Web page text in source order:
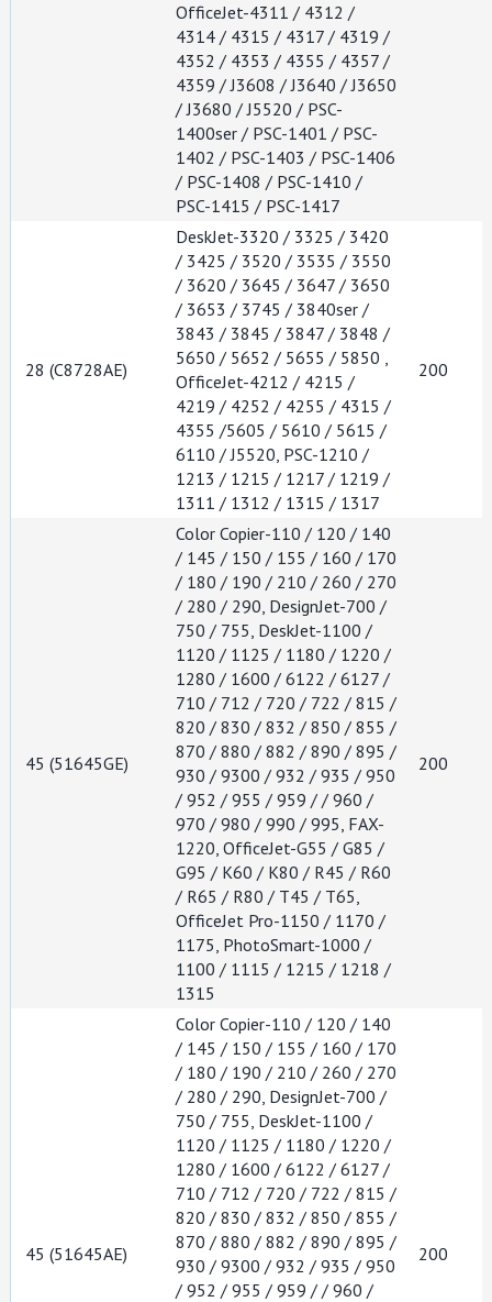
OfficeJet-4311 / 4312 /
4314 / 4315 / 4317 / 4319 /
4352 / 4353 / 4355 / 4357 /
4359 / J3608 / J3640 / J3650
/ J3680 / J5520 / PSC-
1400ser / PSC-1401 / PSC-
1402 / PSC-1403 / PSC-1406
/ PSC-1408 / PSC-1410 /
PSC-1415 / PSC-1417
28 (C8728AE)
DeskJet-3320 / 3325 / 3420
/ 3425 / 3520 / 3535 / 3550
/ 3620 / 3645 / 3647 / 3650
/ 3653 / 3745 / 3840ser /
3843 / 3845 / 3847 / 3848 /
5650 / 5652 / 5655 / 5850 ,
OfficeJet-4212 / 4215 /
4219 / 4252 / 4255 / 4315 /
4355 /5605 / 5610 / 5615 /
6110 / J5520, PSC-1210 /
1213 / 1215 / 1217 / 1219 /
1311 / 1312 / 1315 / 1317
200
45 (51645GE)
Color Copier-110 / 120 / 140
/ 145 / 150 / 155 / 160 / 170
/ 180 / 190 / 210 / 260 / 270
/ 280 / 290, DesignJet-700 /
750 / 755, DeskJet-1100 /
1120 / 1125 / 1180 / 1220 /
1280 / 1600 / 6122 / 6127 /
710 / 712 / 720 / 722 / 815 /
820 / 830 / 832 / 850 / 855 /
870 / 880 / 882 / 890 / 895 /
930 / 9300 / 932 / 935 / 950
/ 952 / 955 / 959 / / 960 /
970 / 980 / 990 / 995, FAX-
1220, OfficeJet-G55 / G85 /
G95 / K60 / K80 / R45 / R60
/ R65 / R80 / T45 / T65,
OfficeJet Pro-1150 / 1170 /
1175, PhotoSmart-1000 /
1100 / 1115 / 1215 / 1218 /
1315
200
45 (51645AE)
Color Copier-110 / 120 / 140
/ 145 / 150 / 155 / 160 / 170
/ 180 / 190 / 210 / 260 / 270
/ 280 / 290, DesignJet-700 /
750 / 755, DeskJet-1100 /
1120 / 1125 / 1180 / 1220 /
1280 / 1600 / 6122 / 6127 /
710 / 712 / 720 / 722 / 815 /
820 / 830 / 832 / 850 / 855 /
870 / 880 / 882 / 890 / 895 /
930 / 9300 / 932 / 935 / 950
/ 952 / 955 / 959 / / 960 /
200